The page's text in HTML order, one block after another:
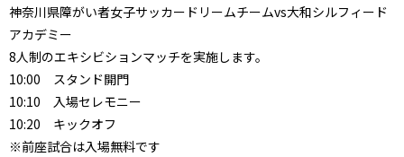
神奈川県障がい者女子サッカードリームチームvs大和シルフィード
アカデミー
8人制のエキシビションマッチを実施します。
10:00 スタンド開門
10:10 入場セレモニー
10:20 キックオフ
※前座試合は入場無料です